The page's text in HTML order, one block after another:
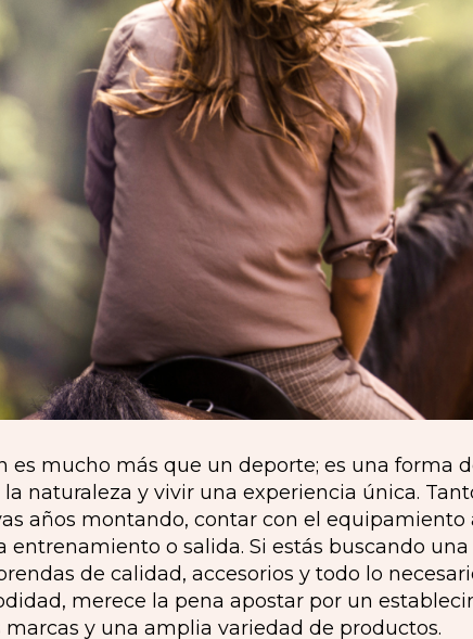
es mucho más que un deporte; es una forma
naturaleza y vivir una experiencia única.
años montando, contar con el
entrenamiento o salida. Si estás buscando una
de calidad, accesorios y todo lo
merece la pena apostar por un
y una amplia variedad de productos.